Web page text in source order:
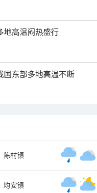
地高温闷热盛行
国东部多地高温不断
陈村镇
均安镇